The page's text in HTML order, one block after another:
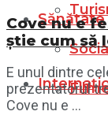
Sănătate
Cove nu e
știe cum să
E unul dintre
prezentatorul
Cove nu e ...